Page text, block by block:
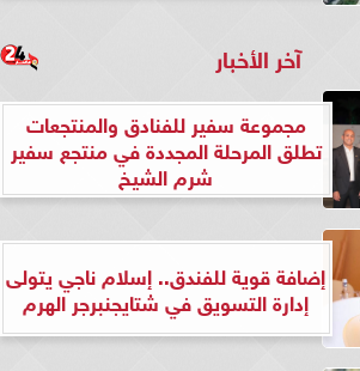
آخر الأخبار
مجموعة سفير للفنادق والمنتجعات
تطلق المرحلة المجددة في منتجع سفير
شرم الشيخ
إضافة قوية للفندق.. إسلام ناجي يتولى
إدارة التسويق في شتايجنبرجر الهرم